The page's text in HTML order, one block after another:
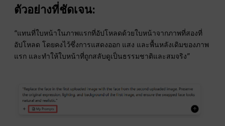
ตัวอย่างที่ชัดเจน:
“แทนที่ใบหน้าในภาพแรกที่อัปโหลดด้วยใบหน้าจากภาพที่สองที่
อัปโหลด โดยคงไว้ซึ่งการแสดงออก แสง และพื้นหลังเดิมของภาพ
แรก และทำให้ใบหน้าที่ถูกสลับดูเป็นธรรมชาติและสมจริง”